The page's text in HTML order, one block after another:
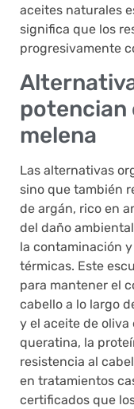
aceites naturales
significa que los
progresivamente
potencian
melena
Las alternativas
sino que también
de argán, rico en
del daño
la contaminación
térmicas. Este
para mantener el
cabello a lo largo
y el aceite de
queratina, la
resistencia al
en tratamientos
certificados que